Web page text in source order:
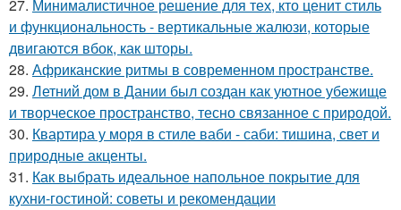
27. Минималистичное решение для тех, кто ценит стиль
и функциональность - вертикальные жалюзи, которые
двигаются вбок, как шторы.
28. Африканские ритмы в современном пространстве.
29. Летний дом в Дании был создан как уютное убежище
и творческое пространство, тесно связанное с природой.
30. Квартира у моря в стиле ваби - саби: тишина, свет и
природные акценты.
31. Как выбрать идеальное напольное покрытие для
кухни-гостиной: советы и рекомендации